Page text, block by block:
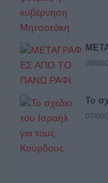
08/08/
Το
07/08/